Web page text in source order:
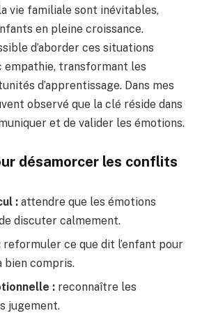
vie familiale sont inévitables,
en pleine croissance.
d’aborder ces situations
transformant les
d’apprentissage. Dans mes
observé que la clé réside dans
et de valider les émotions.
désamorcer les conflits
: attendre que les émotions
discuter calmement.
reformuler ce que dit l’enfant pour
bien compris.
: reconnaître les
jugement.